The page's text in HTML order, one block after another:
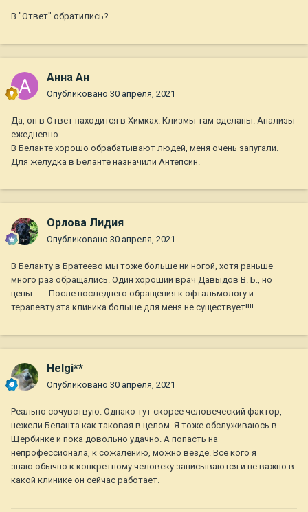
В "Ответ" обратились?
Анна Ан
Опубликовано 30 апреля, 2021
Да, он в Ответ находится в Химках. Клизмы там сделаны. Анализы
ежедневно.
В Беланте хорошо обрабатывают людей, меня очень запугали.
Для желудка в Беланте назначили Антепсин.
Орлова Лидия
Опубликовано 30 апреля, 2021
В Беланту в Братеево мы тоже больше ни ногой, хотя раньше
много раз обращались. Один хороший врач Давыдов В. Б., но
цены....... После последнего обращения к офтальмологу и
терапевту эта клиника больше для меня не существует!!!!
Helgi**
Опубликовано 30 апреля, 2021
Реально сочувствую. Однако тут скорее человеческий фактор,
нежели Беланта как таковая в целом. Я тоже обслуживаюсь в
Щербинке и пока довольно удачно. А попасть на
непрофессионала, к сожалению, можно везде. Все кого я
знаю обычно к конкретному человеку записываются и не важно в
какой клинике он сейчас работает.